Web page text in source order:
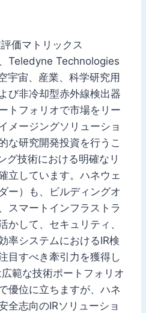
価マトリックス
Teledyne Technologies
宇宙、産業、科学研究用
び非冷却型赤外線検出器
トフォリオで市場をリー
メージングソリューショ
な研究開発投資を行うこ
グ技術における明確なリ
立しています。ハネウェ
ー）も、ビルディングオ
スマートインフラストラ
かして、セキュリティ、
率システムにおけるIR検
目すべき牽引力を獲得し
範な技術ポートフォリオ
優位に立ちますが、ハネ
全志向のIRソリューショ